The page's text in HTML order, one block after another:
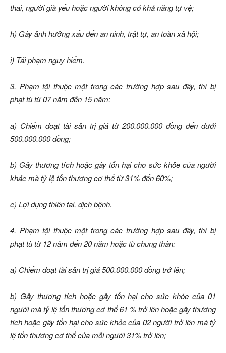
thai, người già yếu hoặc người không có khả năng tự vệ;
h) Gây ảnh hưởng xấu đến an ninh, trật tự, an toàn xã hội;
i) Tái phạm nguy hiểm.
3. Phạm tội thuộc một trong các trường hợp sau đây, thì bị
phạt tù từ 07 năm đến 15 năm:
a) Chiếm đoạt tài sản trị giá từ 200.000.000 đồng đến dưới
500.000.000 đồng;
b) Gây thương tích hoặc gây tổn hại cho sức khỏe của người
khác mà tỷ lệ tổn thương cơ thể từ 31% đến 60%;
c) Lợi dụng thiên tai, dịch bệnh.
4. Phạm tội thuộc một trong các trường hợp sau đây, thì bị
phạt tù từ 12 năm đến 20 năm hoặc tù chung thân:
a) Chiếm đoạt tài sản trị giá 500.000.000 đồng trở lên;
b) Gây thương tích hoặc gây tổn hại cho sức khỏe của 01
người mà tỷ lệ tổn thương cơ thể 61 % trở lên hoặc gây thương
tích hoặc gây tổn hại cho sức khỏe của 02 người trở lên mà tỷ
lệ tổn thương cơ thể của mỗi người 31% trở lên;